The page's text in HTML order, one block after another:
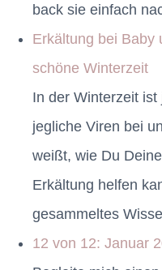
back sie einfach
Erkältung bei Baby
schöne Winterzeit
In der Winterzeit
jegliche Viren bei
weißt, wie Du
Erkältung helfen
gesammeltes
12 von 12: Januar